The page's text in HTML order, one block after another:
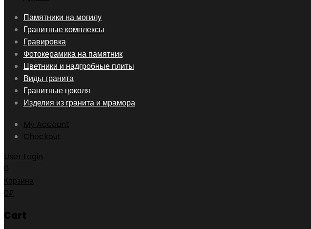
Skip
content
Памятники на могилу
Гранитные комплексы
Гравировка
Фотокерамика на памятник
Цветники и надгробные плиты
Виды гранита
Гранитные цоколя
Изделия из гранита и мрамора
My Account
Checkout
User Login
0
Корзина
0₽
Cart